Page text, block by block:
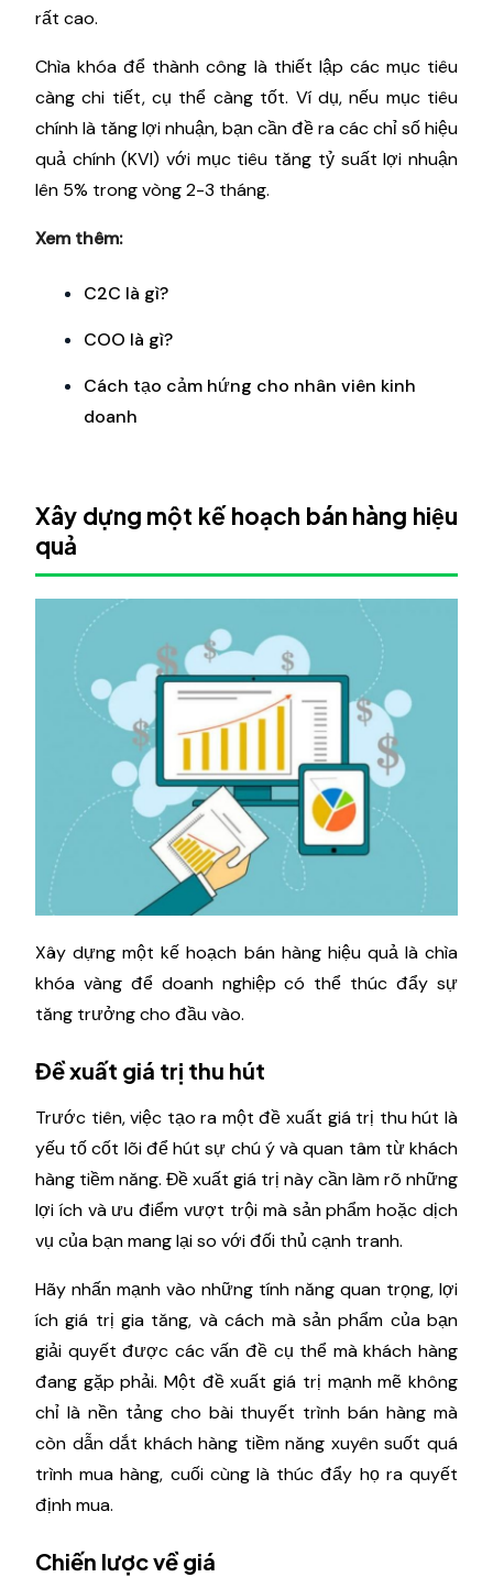
rất cao.
Chìa khóa để thành công là thiết lập các mục tiêu
càng chi tiết, cụ thể càng tốt. Ví dụ, nếu mục tiêu
chính là tăng lợi nhuận, bạn cần đề ra các chỉ số hiệu
quả chính (KVI) với mục tiêu tăng tỷ suất lợi nhuận
lên 5% trong vòng 2-3 tháng.
Xem thêm:
C2C là gì?
COO là gì?
Cách tạo cảm hứng cho nhân viên kinh
doanh
Xây dựng một kế hoạch bán hàng hiệu
quả
Xây dựng một kế hoạch bán hàng hiệu quả là chìa
khóa vàng để doanh nghiệp có thể thúc đẩy sự
tăng trưởng cho đầu vào.
Đề xuất giá trị thu hút
Trước tiên, việc tạo ra một đề xuất giá trị thu hút là
yếu tố cốt lõi để hút sự chú ý và quan tâm từ khách
hàng tiềm năng. Đề xuất giá trị này cần làm rõ những
lợi ích và ưu điểm vượt trội mà sản phẩm hoặc dịch
vụ của bạn mang lại so với đối thủ cạnh tranh.
Hãy nhấn mạnh vào những tính năng quan trọng, lợi
ích giá trị gia tăng, và cách mà sản phẩm của bạn
giải quyết được các vấn đề cụ thể mà khách hàng
đang gặp phải. Một đề xuất giá trị mạnh mẽ không
chỉ là nền tảng cho bài thuyết trình bán hàng mà
còn dẫn dắt khách hàng tiềm năng xuyên suốt quá
trình mua hàng, cuối cùng là thúc đẩy họ ra quyết
định mua.
Chiến lược về giá